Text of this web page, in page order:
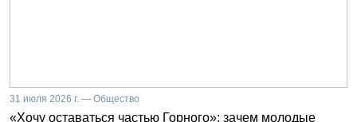
31 июля 2026 г. — Общество
«Хочу оставаться частью Горного»: зачем молодые